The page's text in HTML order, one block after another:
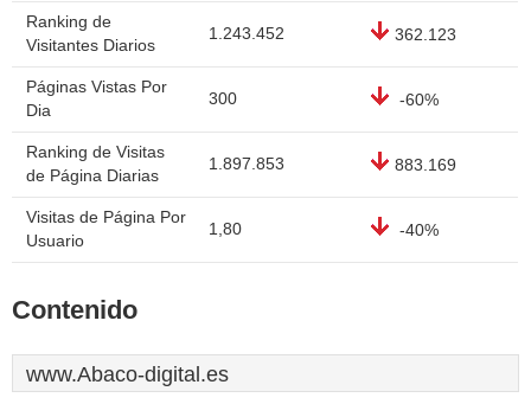
Ranking de
Visitantes Diarios
1.243.452 362.123
Páginas Vistas Por
Dia
300 -60%
Ranking de Visitas
de Página Diarias
1.897.853 883.169
Visitas de Página Por
Usuario
1,80 -40%
Contenido
www.Abaco-digital.es